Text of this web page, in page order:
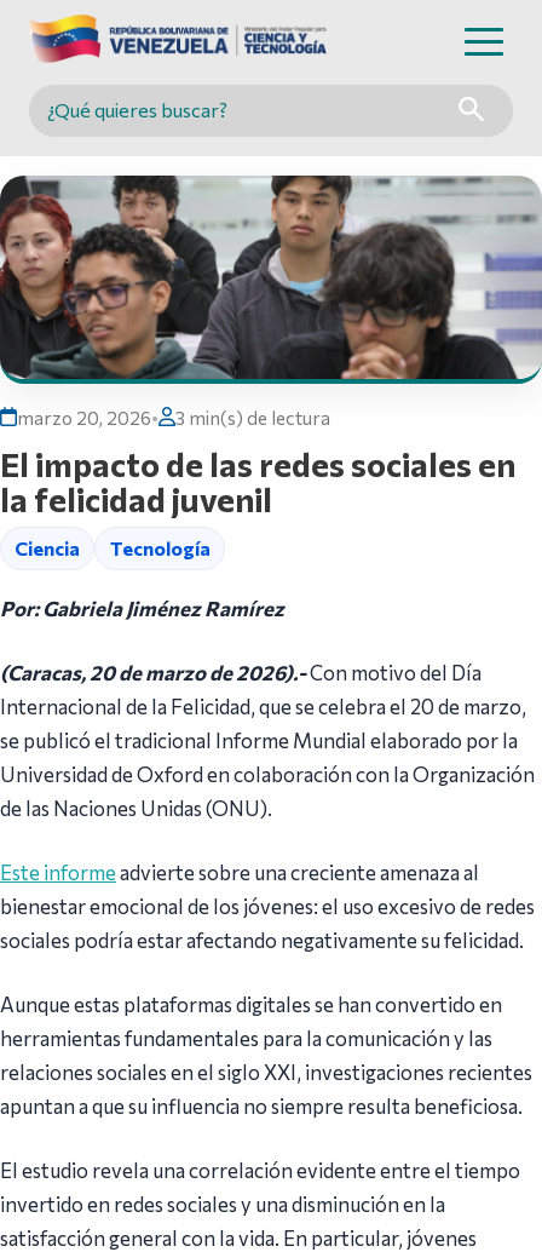
Buscar en MINCYT
marzo 20, 2026• 3 min(s) de lectura
El impacto de las redes sociales en
la felicidad juvenil
Ciencia Tecnología
Por: Gabriela Jiménez Ramírez
(Caracas, 20 de marzo de 2026).-Con motivo del Día
Internacional de la Felicidad, que se celebra el 20 de marzo,
se publicó el tradicional Informe Mundial elaborado por la
Universidad de Oxford en colaboración con la Organización
de las Naciones Unidas (ONU).
Este informeadvierte sobre una creciente amenaza al
bienestar emocional de los jóvenes: el uso excesivo de redes
sociales podría estar afectando negativamente su felicidad.
Aunque estas plataformas digitales se han convertido en
herramientas fundamentales para la comunicación y las
relaciones sociales en el siglo XXI, investigaciones recientes
apuntan a que su influencia no siempre resulta beneficiosa.
El estudio revela una correlación evidente entre el tiempo
invertido en redes sociales y una disminución en la
satisfacción general con la vida. En particular, jóvenes